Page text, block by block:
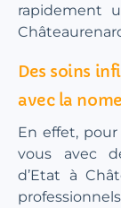
rapidement
Des soins
avec la
En effet,
vous avec
d’Etat à